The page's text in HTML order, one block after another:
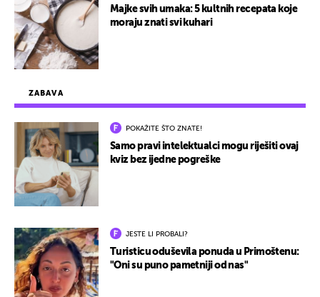
ZABAVA
POKAŽITE ŠTO ZNATE!
Samo pravi intelektualci mogu riješiti ovaj
kviz bez ijedne pogreške
JESTE LI PROBALI?
Turisticu oduševila ponuda u Primoštenu:
"Oni su puno pametniji od nas"
Majke svih umaka: 5 kultnih recepata koje
moraju znati svi kuhari